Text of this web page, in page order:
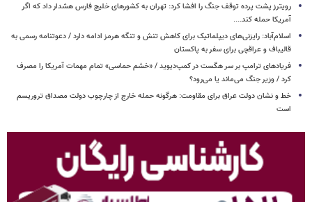
رویترز پشت پرده توقف جنگ را افشا کرد: تهران به کشورهای خلیج فارس هشدار داد که اگر
آمریکا حمله کند....
اسلام‌آباد: رایزنی‌های دیپلماتیک برای کاهش تنش و تنگه هرمز ادامه دارد / دعوتنامه رسمی به
قالیباف و عراقچی برای سفر به پاکستان
فریادهای ترامپ بر سر هگست در کمپ‌دیوید / «خشم حماسی» تمام مهمات آمریکا را مصرف
کرد / وزیر جنگ می‌ماند یا می‌رود؟
خط و نشان دولت عراق برای مقاومت: هرگونه حمله خارج از چارچوب دولت مصداق تروریسم
است